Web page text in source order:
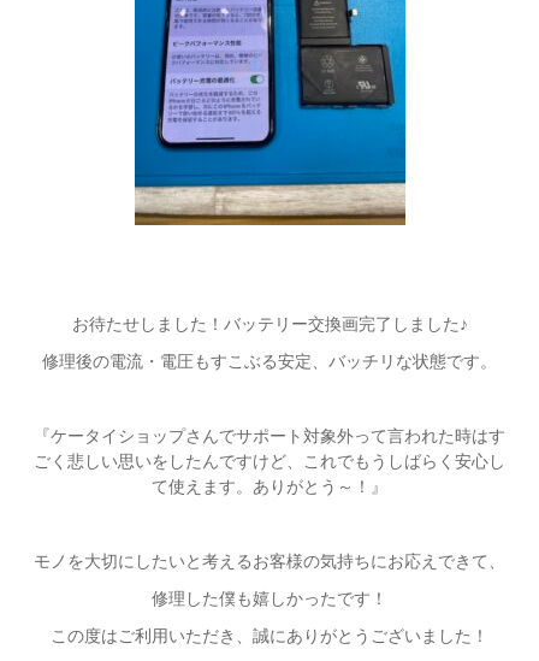
お待たせしました！バッテリー交換画完了しました♪
修理後の電流・電圧もすこぶる安定、バッチリな状態です。
『ケータイショップさんでサポート対象外って言われた時はす
ごく悲しい思いをしたんですけど、これでもうしばらく安心し
て使えます。ありがとう～！』
モノを大切にしたいと考えるお客様の気持ちにお応えできて、
修理した僕も嬉しかったです！
この度はご利用いただき、誠にありがとうございました！